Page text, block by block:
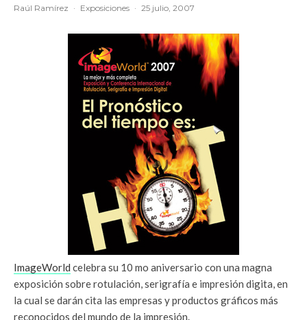
Raúl Ramírez · Exposiciones · 25 julio, 2007
ImageWorld celebra su 10 mo aniversario con una magna
exposición sobre rotulación, serigrafía e impresión digita, en
la cual se darán cita las empresas y productos gráficos más
reconocidos del mundo de la impresión.